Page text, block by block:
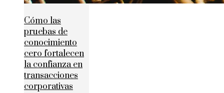
Cómo las
pruebas de
conocimiento
cero fortalecen
la confianza en
transacciones
corporativas